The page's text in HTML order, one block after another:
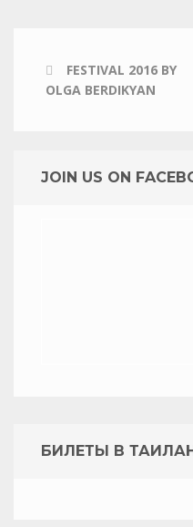
FESTIVAL 2016 BY
OLGA BERDIKYAN
JOIN US ON
БИЛЕТЫ В